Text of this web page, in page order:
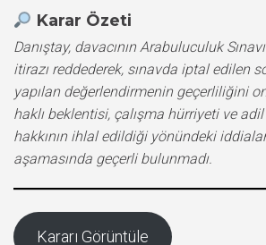
Karar Özeti
Danıştay, davacının Arabuluculuk
itirazı reddederek, sınavda iptal edilen
yapılan değerlendirmenin geçerliliğini
haklı beklentisi, çalışma hürriyeti ve
hakkının ihlal edildiği yönündeki
aşamasında geçerli bulunmadı.
Kararı Görüntüle